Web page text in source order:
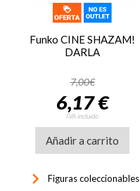
Funko CINE SHAZAM!
DARLA
7,00€
6,17 €
IVA incluido
Añadir a carrito
keyboard_arrow_right Figuras coleccionables